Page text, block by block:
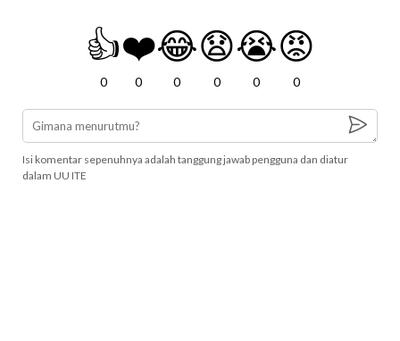
👍
0
❤️
0
😂
0
😧
0
😭
0
😡
0
Isi komentar sepenuhnya adalah tanggung jawab pengguna dan diatur
dalam UU ITE